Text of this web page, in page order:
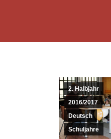
2. Halbjahr
2016/2017
Deutsch
Schuljahre